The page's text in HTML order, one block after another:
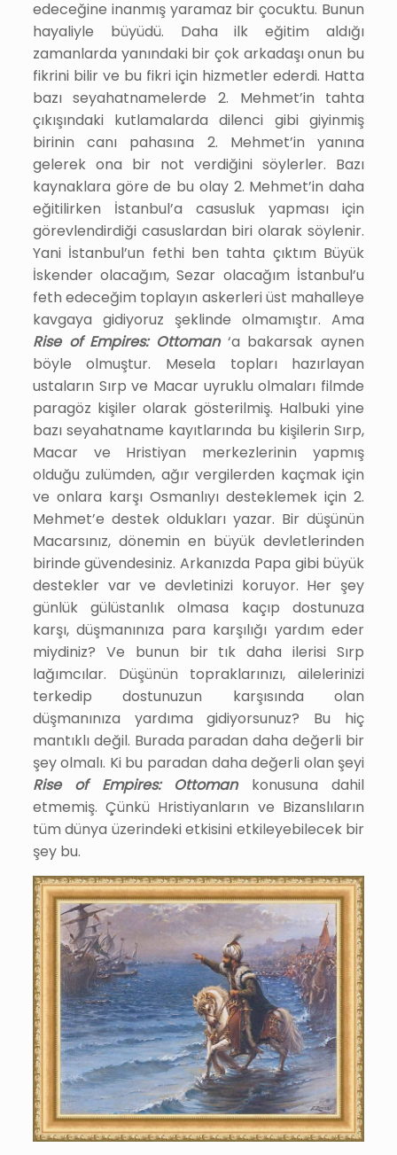
edeceğine inanmış yaramaz bir çocuktu. Bunun
hayaliyle büyüdü. Daha ilk eğitim aldığı
zamanlarda yanındaki bir çok arkadaşı onun bu
fikrini bilir ve bu fikri için hizmetler ederdi. Hatta
bazı seyahatnamelerde 2. Mehmet’in tahta
çıkışındaki kutlamalarda dilenci gibi giyinmiş
birinin canı pahasına 2. Mehmet’in yanına
gelerek ona bir not verdiğini söylerler. Bazı
kaynaklara göre de bu olay 2. Mehmet’in daha
eğitilirken İstanbul’a casusluk yapması için
görevlendirdiği casuslardan biri olarak söylenir.
Yani İstanbul’un fethi ben tahta çıktım Büyük
İskender olacağım, Sezar olacağım İstanbul’u
feth edeceğim toplayın askerleri üst mahalleye
kavgaya gidiyoruz şeklinde olmamıştır. Ama
Rise of Empires: Ottoman‘a bakarsak aynen
böyle olmuştur. Mesela topları hazırlayan
ustaların Sırp ve Macar uyruklu olmaları filmde
paragöz kişiler olarak gösterilmiş. Halbuki yine
bazı seyahatname kayıtlarında bu kişilerin Sırp,
Macar ve Hristiyan merkezlerinin yapmış
olduğu zulümden, ağır vergilerden kaçmak için
ve onlara karşı Osmanlıyı desteklemek için 2.
Mehmet’e destek oldukları yazar. Bir düşünün
Macarsınız, dönemin en büyük devletlerinden
birinde güvendesiniz. Arkanızda Papa gibi büyük
destekler var ve devletinizi koruyor. Her şey
günlük gülüstanlık olmasa kaçıp dostunuza
karşı, düşmanınıza para karşılığı yardım eder
miydiniz? Ve bunun bir tık daha ilerisi Sırp
lağımcılar. Düşünün topraklarınızı, ailelerinizi
terkedip dostunuzun karşısında olan
düşmanınıza yardıma gidiyorsunuz? Bu hiç
mantıklı değil. Burada paradan daha değerli bir
şey olmalı. Ki bu paradan daha değerli olan şeyi
Rise of Empires: Ottomankonusuna dahil
etmemiş. Çünkü Hristiyanların ve Bizanslıların
tüm dünya üzerindeki etkisini etkileyebilecek bir
şey bu.